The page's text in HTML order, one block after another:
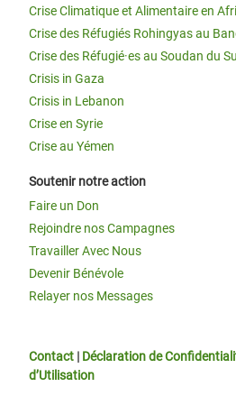
Crise Climatique et Alimentaire en
Crise des Réfugiés Rohingyas au
Crise des Réfugié·es au Soudan du
Crisis in Gaza
Crisis in Lebanon
Crise en Syrie
Crise au Yémen
Soutenir notre action
Faire un Don
Rejoindre nos Campagnes
Travailler Avec Nous
Devenir Bénévole
Relayer nos Messages
Contact | Déclaration de
d’Utilisation